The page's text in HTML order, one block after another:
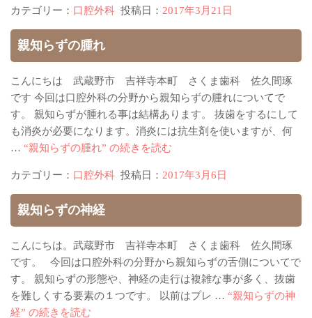
カテゴリー： 口腔外科 投稿日： 2017年3月21日
親知らずの腫れ
こんにちは 武蔵野市 吉祥寺本町 さくま歯科 佐久間琢
です 今回は口腔外科の分野から親知らずの腫れについてで
す。 親知らずが腫れる事は結構あります。 抜歯をするにして
も消炎が必要になります。消炎には抗生剤を使いますが、何
… “親知らずの腫れ” の続きを読む
カテゴリー： 口腔外科 投稿日： 2017年3月6日
親知らずの神経
こんにちは。武蔵野市 吉祥寺本町 さくま歯科 佐久間琢
です。 今回は口腔外科の分野から親知らずの舌側についてで
す。 親知らずの形態や、神経の走行は複雑な事が多く、抜歯
を難しくする要素の１つです。 以前はプレ … “親知らずの神
経” の続きを読む